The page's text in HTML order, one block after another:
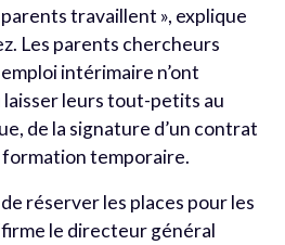
travaillent », explique
Les parents chercheurs
intérimaire n’ont
laisser leurs tout-petits au
de la signature d’un contrat
formation temporaire.
réserver les places pour les
le directeur général